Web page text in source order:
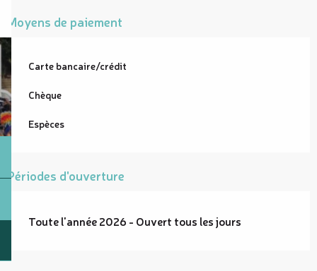
Moyens de paiement
Carte bancaire/crédit
Chèque
Espèces
Périodes d'ouverture
Toute l'année 2026 - Ouvert tous les jours